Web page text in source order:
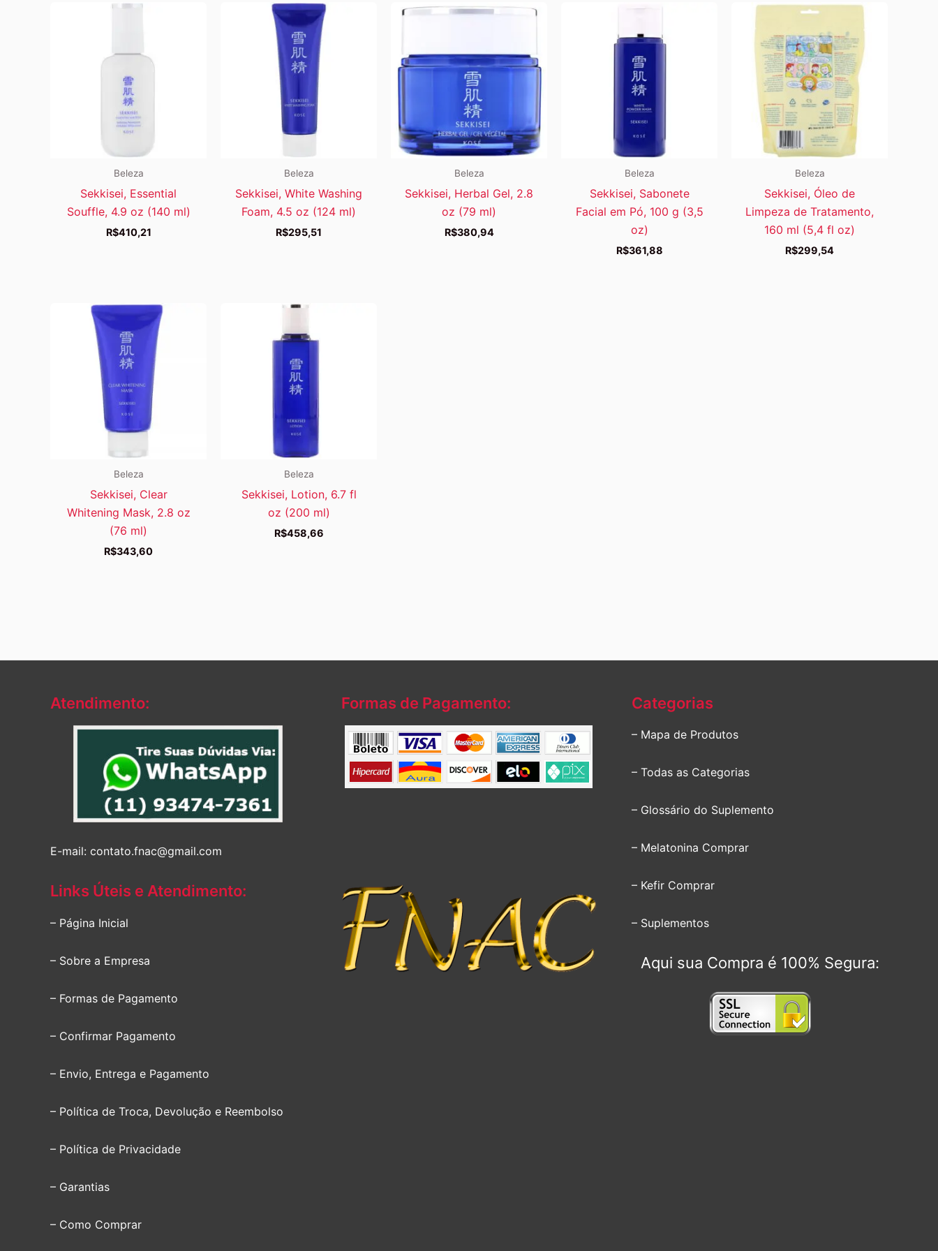
Beleza
Sekkisei, Essential
Souffle, 4.9 oz (140 ml)
R$410,21
Beleza
Sekkisei, White Washing
Foam, 4.5 oz (124 ml)
R$295,51
Beleza
Sekkisei, Herbal Gel, 2.8
oz (79 ml)
R$380,94
Beleza
Sekkisei, Sabonete
Facial em Pó, 100 g (3,5
oz)
R$361,88
Beleza
Sekkisei, Óleo de
Limpeza de Tratamento,
160 ml (5,4 fl oz)
R$299,54
Beleza
Sekkisei, Clear
Whitening Mask, 2.8 oz
(76 ml)
R$343,60
Beleza
Sekkisei, Lotion, 6.7 fl
oz (200 ml)
R$458,66
Atendimento:
E-mail: contato.fnac@gmail.com
Links Úteis e Atendimento:
– Página Inicial
– Sobre a Empresa
– Formas de Pagamento
– Confirmar Pagamento
– Envio, Entrega e Pagamento
– Política de Troca, Devolução e Reembolso
– Política de Privacidade
– Garantias
– Como Comprar
Formas de Pagamento: Categorias
– Mapa de Produtos
– Todas as Categorias
– Glossário do Suplemento
– Melatonina Comprar
– Kefir Comprar
– Suplementos
Aqui sua Compra é 100% Segura: